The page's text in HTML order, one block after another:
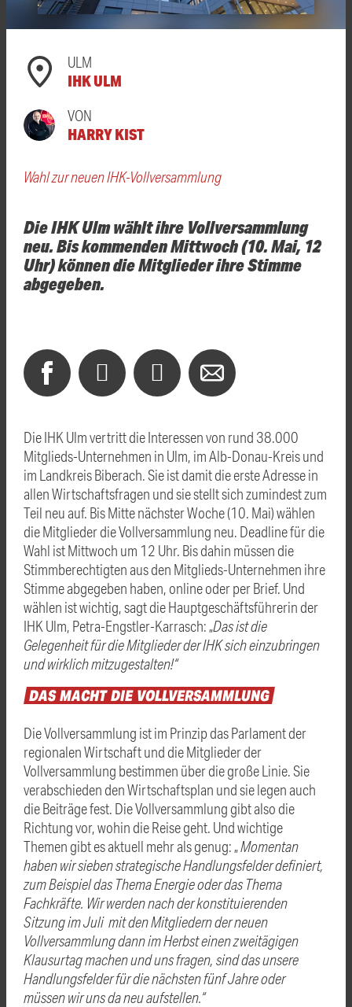
ULM
IHK ULM
VON
HARRY KIST
Wahl zur neuen IHK-Vollversammlung
Die IHK Ulm wählt ihre Vollversammlung
neu. Bis kommenden Mittwoch (10. Mai, 12
Uhr) können die Mitglieder ihre Stimme
abgegeben.
Die IHK Ulm vertritt die Interessen von rund 38.000
Mitglieds-Unternehmen in Ulm, im Alb-Donau-Kreis und
im Landkreis Biberach. Sie ist damit die erste Adresse in
allen Wirtschaftsfragen und sie stellt sich zumindest zum
Teil neu auf. Bis Mitte nächster Woche (10. Mai) wählen
die Mitglieder die Vollversammlung neu. Deadline für die
Wahl ist Mittwoch um 12 Uhr. Bis dahin müssen die
Stimmberechtigten aus den Mitglieds-Unternehmen ihre
Stimme abgegeben haben, online oder per Brief. Und
wählen ist wichtig, sagt die Hauptgeschäftsführerin der
IHK Ulm, Petra-Engstler-Karrasch: „Das ist die
Gelegenheit für die Mitglieder der IHK sich einzubringen
und wirklich mitzugestalten!“
DASMACHTDIE VOLLVERSAMMLUNG
Die Vollversammlung ist im Prinzip das Parlament der
regionalen Wirtschaft und die Mitglieder der
Vollversammlung bestimmen über die große Linie. Sie
verabschieden den Wirtschaftsplan und sie legen auch
die Beiträge fest. Die Vollversammlung gibt also die
Richtung vor, wohin die Reise geht. Und wichtige
Themen gibt es aktuell mehr als genug: „Momentan
haben wir sieben strategische Handlungsfelder definiert,
zum Beispiel das Thema Energie oder das Thema
Fachkräfte. Wir werden nach der konstituierenden
Sitzung im Juli mit den Mitgliedern der neuen
Vollversammlung dann im Herbst einen zweitägigen
Klausurtag machen und uns fragen, sind das unsere
Handlungsfelder für die nächsten fünf Jahre oder
müssen wir uns da neu aufstellen.“